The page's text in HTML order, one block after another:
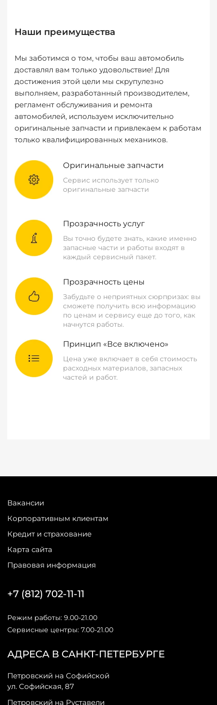
Наши преимущества
Мы заботимся о том, чтобы ваш автомобиль
доставлял вам только удовольствие! Для
достижения этой цели мы скрупулезно
выполняем, разработанный производителем,
регламент обслуживания и ремонта
автомобилей, используем исключительно
оригинальные запчасти и привлекаем к работам
только квалифицированных механиков.
Оригинальные запчасти
Сервис использует только
оригинальные запчасти
Прозрачность услуг
Вы точно будете знать, какие именно
запасные части и работы входят в
каждый сервисный пакет.
Прозрачность цены
Забудьте о неприятных сюрпризах: вы
сможете получить всю информацию
по ценам и сервису еще до того, как
начнутся работы.
Принцип «Все включено»
Цена уже включает в себя стоимость
расходных материалов, запасных
частей и работ.
Вакансии
Корпоративным клиентам
Кредит и страхование
Карта сайта
Правовая информация
АДРЕСА В САНКТ-ПЕТЕРБУРГЕ
Петровский на Софийской
ул. Софийская, 87
Петровский на Руставели
+7 (812) 702-11-11
Режим работы: 9.00-21.00
Сервисные центры: 7.00-21.00